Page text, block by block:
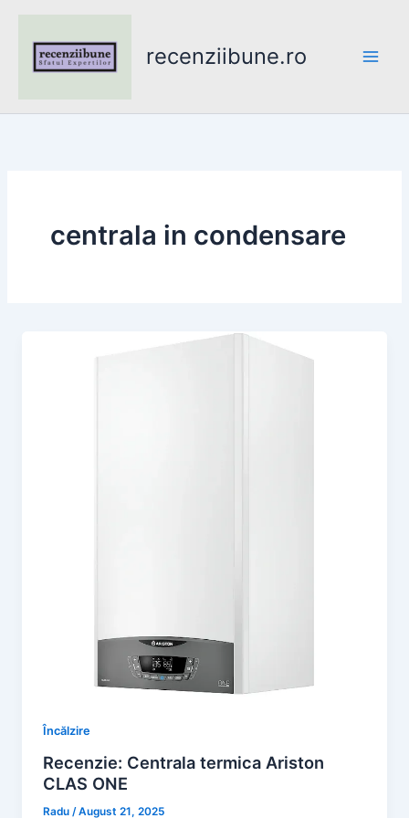
content
recenziibune.ro
centrala in condensare
Încălzire
Recenzie: Centrala termica Ariston
CLAS ONE
Radu/August 21, 2025